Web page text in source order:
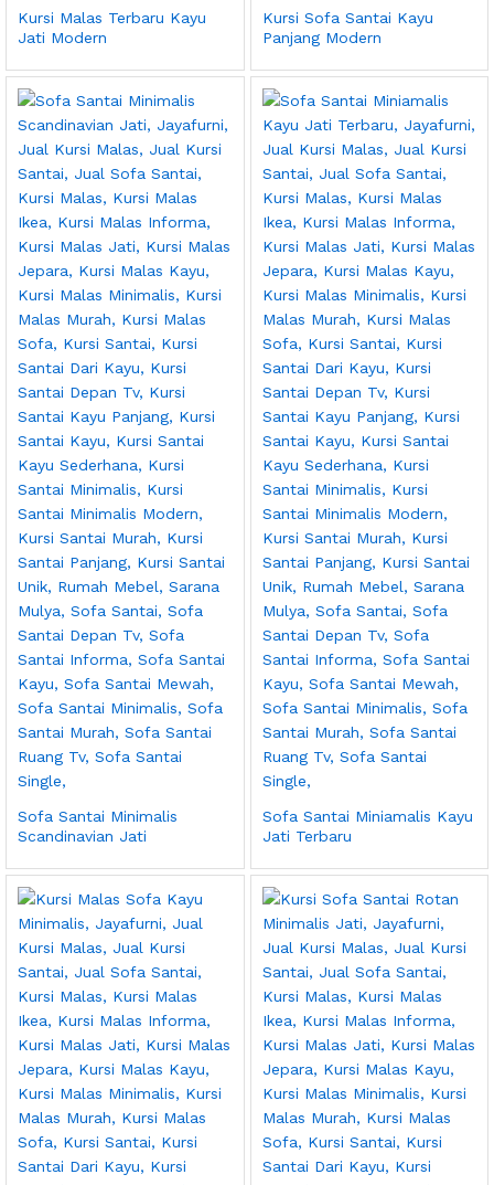
Kursi Malas Terbaru Kayu
Jati Modern
Kursi Sofa Santai Kayu
Panjang Modern
Sofa Santai Minimalis
Scandinavian Jati
Sofa Santai Miniamalis Kayu
Jati Terbaru